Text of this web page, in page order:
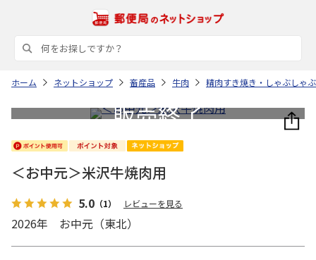
ホーム ネットショップ 畜産品 牛肉 精肉すき焼き・しゃぶしゃ
＜お中元＞米沢牛焼肉用
5.0 （1） レビューを見る
2026年 お中元（東北）